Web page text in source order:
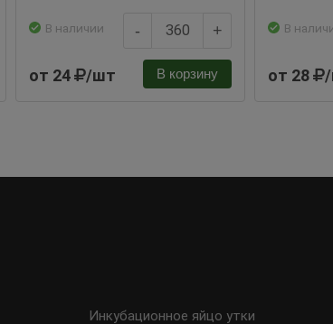
В наличии - +
от 24 /шт В корзину
В
от 28
Инкубационное яйцо утки